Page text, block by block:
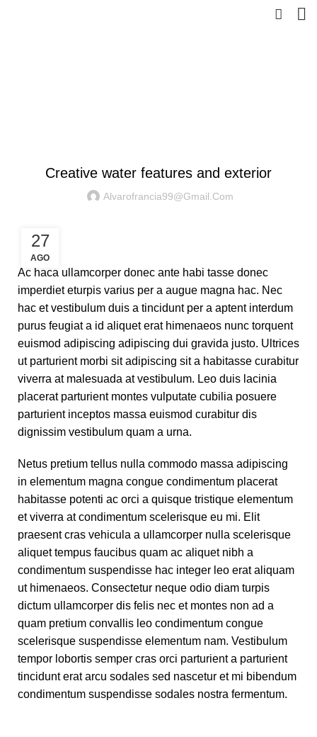
Creative water features and exterior
Alvarofrancia99@gmail.com
27
AGO
Ac haca ullamcorper donec ante habi tasse donec
imperdiet eturpis varius per a augue magna hac. Nec
hac et vestibulum duis a tincidunt per a aptent interdum
purus feugiat a id aliquet erat himenaeos nunc torquent
euismod adipiscing adipiscing dui gravida justo. Ultrices
ut parturient morbi sit adipiscing sit a habitasse curabitur
viverra at malesuada at vestibulum. Leo duis lacinia
placerat parturient montes vulputate cubilia posuere
parturient inceptos massa euismod curabitur dis
dignissim vestibulum quam a urna.
Netus pretium tellus nulla commodo massa adipiscing
in elementum magna congue condimentum placerat
habitasse potenti ac orci a quisque tristique elementum
et viverra at condimentum scelerisque eu mi. Elit
praesent cras vehicula a ullamcorper nulla scelerisque
aliquet tempus faucibus quam ac aliquet nibh a
condimentum suspendisse hac integer leo erat aliquam
ut himenaeos. Consectetur neque odio diam turpis
dictum ullamcorper dis felis nec et montes non ad a
quam pretium convallis leo condimentum congue
scelerisque suspendisse elementum nam. Vestibulum
tempor lobortis semper cras orci parturient a parturient
tincidunt erat arcu sodales sed nascetur et mi bibendum
condimentum suspendisse sodales nostra fermentum.